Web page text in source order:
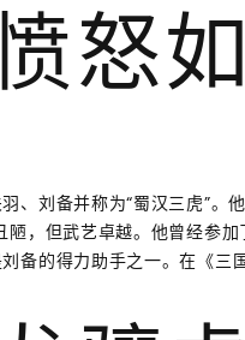
怒
、刘备并称为“蜀汉三虎”。
，但武艺卓越。他曾经参
备的得力助手之一。在《三